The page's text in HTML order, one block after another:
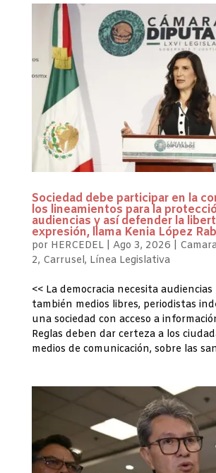
Sociedad debe participar en la
los lineamientos para la
audiencias y así defender la
expresión, llama Kenia López
por HERCEDEL| Ago 3, 2026
2, Carrusel, Línea Legislativa
<< La democracia necesita
también medios libres, periodistas
una sociedad con acceso a
Reglas deben dar certeza a los
medios de comunicación, sobre las